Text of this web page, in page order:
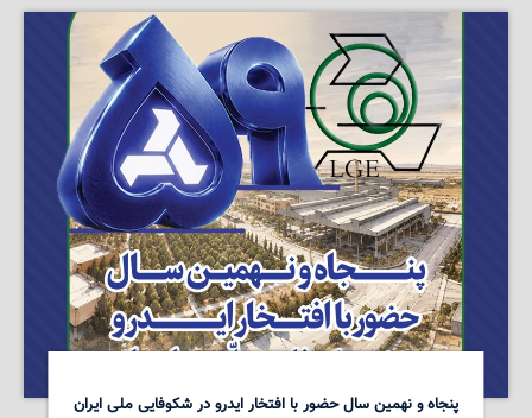
پنجاه و نهمین سال حضور با افتخار ایدرو در شکوفایی ملی ایران